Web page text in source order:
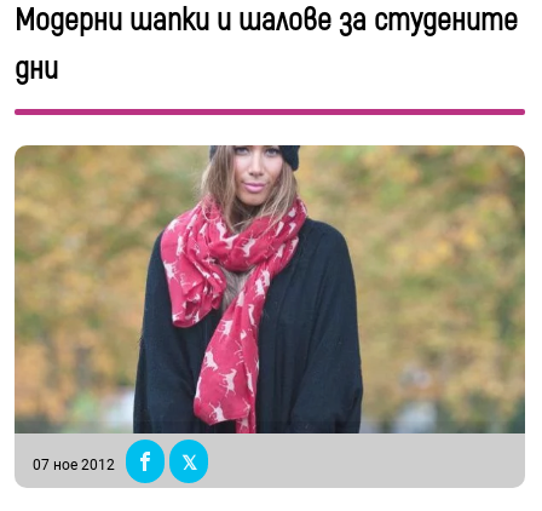
Модерни шапки и шалове за студените
дни
07 ное 2012